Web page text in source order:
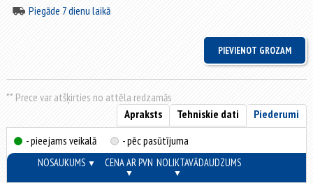
Piegāde 7 dienu laikā
** Prece var atšķirties no attēla redzamās
Piederumi
Tehniskie dati
Apraksts
- pieejams veikalā
- pēc pasūtījuma
NOSAUKUMS ▼ CENA AR PVN
▼
NOLIKTAVĀ
▼
DAUDZUMS